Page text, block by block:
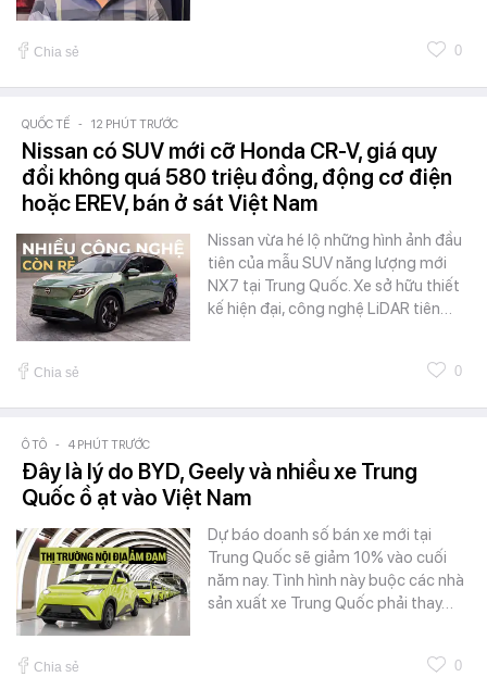
Chia sẻ 0
QUỐC TẾ - 12 PHÚT TRƯỚC
Nissan có SUV mới cỡ Honda CR-V, giá quy
đổi không quá 580 triệu đồng, động cơ điện
hoặc EREV, bán ở sát Việt Nam
Nissan vừa hé lộ những hình ảnh đầu
tiên của mẫu SUV năng lượng mới
NX7 tại Trung Quốc. Xe sở hữu thiết
kế hiện đại, công nghệ LiDAR tiên…
Chia sẻ 0
Ô TÔ - 4 PHÚT TRƯỚC
Đây là lý do BYD, Geely và nhiều xe Trung
Quốc ồ ạt vào Việt Nam
Dự báo doanh số bán xe mới tại
Trung Quốc sẽ giảm 10% vào cuối
năm nay. Tình hình này buộc các nhà
sản xuất xe Trung Quốc phải thay…
Chia sẻ 0